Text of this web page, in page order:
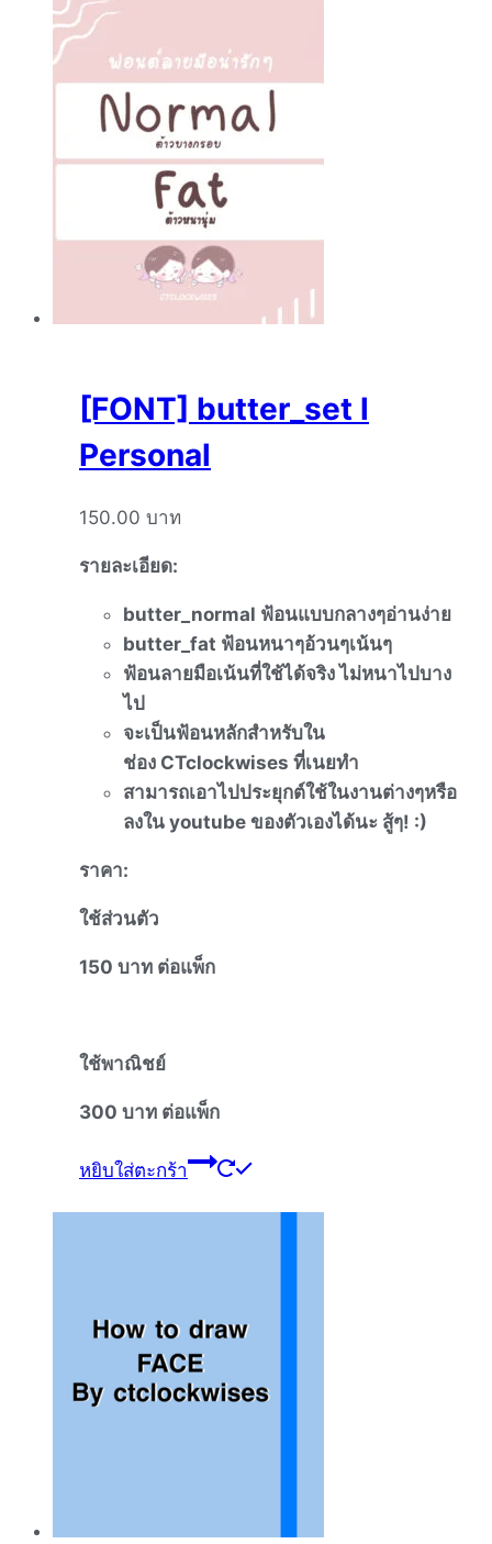
[FONT] butter_set l
Personal
150.00 บาท
รายละเอียด:
butter_normal ฟ้อนแบบกลางๆอ่านง่าย
butter_fat ฟ้อนหนาๆอ้วนๆเน้นๆ
ฟ้อนลายมือเน้นที่ใช้ได้จริง ไม่หนาไปบาง
ไป
จะเป็นฟ้อนหลักสำหรับใน
ช่อง CTclockwises ที่เนยทำ
สามารถเอาไปประยุกต์ใช้ในงานต่างๆหรือ
ลงใน youtube ของตัวเองได้นะ สู้ๆ! :)
ราคา:
ใช้ส่วนตัว
150 บาท ต่อแพ็ก
ใช้พาณิชย์
300 บาท ต่อแพ็ก
หยิบใส่ตะกร้า